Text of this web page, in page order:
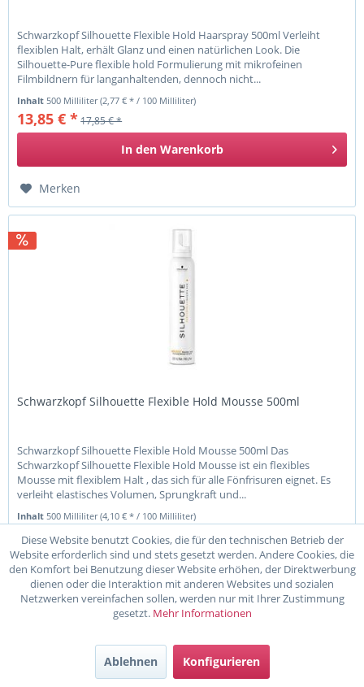
Schwarzkopf Silhouette Flexible Hold Haarspray 500ml Verleiht
flexiblen Halt, erhält Glanz und einen natürlichen Look. Die
Silhouette-Pure flexible hold Formulierung mit mikrofeinen
Filmbildnern für langanhaltenden, dennoch nicht...
Inhalt500 Milliliter(2,77 € * / 100 Milliliter)
13,85 € *17,85 € *
In den Warenkorb
Merken
Schwarzkopf Silhouette Flexible Hold Mousse 500ml
Schwarzkopf Silhouette Flexible Hold Mousse 500ml Das
Schwarzkopf Silhouette Flexible Hold Mousse ist ein flexibles
Mousse mit flexiblem Halt , das sich für alle Fönfrisuren eignet. Es
verleiht elastisches Volumen, Sprungkraft und...
Inhalt 500 Milliliter(4,10 € * / 100 Milliliter)
20,51 € *25,59 € *
In den Warenkorb
Merken
Diese Website benutzt Cookies, die für den technischen Betrieb der
Website erforderlich sind und stets gesetzt werden. Andere Cookies, die
den Komfort bei Benutzung dieser Website erhöhen, der Direktwerbung
dienen oder die Interaktion mit anderen Websites und sozialen
Netzwerken vereinfachen sollen, werden nur mit Ihrer Zustimmung
gesetzt. Mehr Informationen
Ablehnen Konfigurieren